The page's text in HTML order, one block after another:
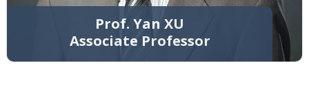
Prof. Yan XU
Associate Professor